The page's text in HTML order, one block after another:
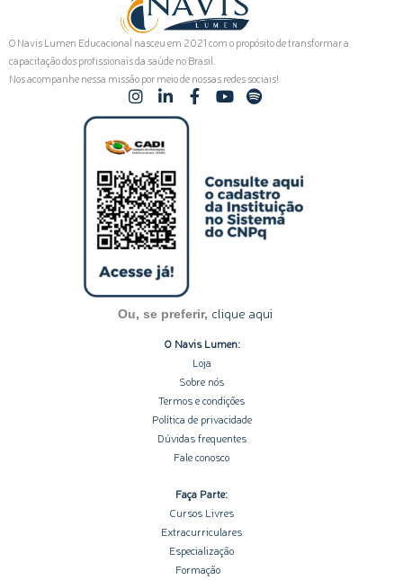
O Navis Lumen Educacional nasceu em 2021 com o propósito de transformar a
capacitação dos profissionais da saúde no Brasil.
Nos acompanhe nessa missão por meio de nossas redes sociais!
I
n
t
a
g
r
a
m
L
i
k
e
d
i
n
-
i
n
F
a
Y
b
e
S
p
f
y
Ou, se preferir, clique aqui
O Navis Lumen:
Loja
Sobre nós
Termos e condições
Política de privacidade
Dúvidas frequentes
Fale conosco
Faça Parte:
Cursos Livres
Extracurriculares
Especialização
Formação